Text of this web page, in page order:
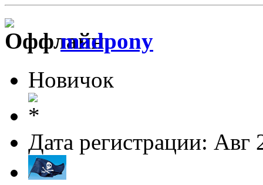
madpony
Новичок
Дата регистрации: Авг